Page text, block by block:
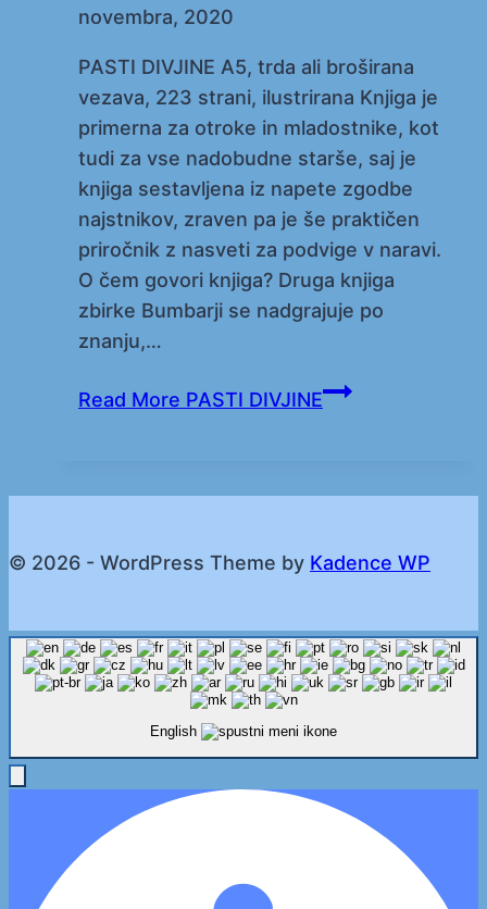
novembra, 2020
PASTI DIVJINE A5, trda ali broširana
vezava, 223 strani, ilustrirana Knjiga je
primerna za otroke in mladostnike, kot
tudi za vse nadobudne starše, saj je
knjiga sestavljena iz napete zgodbe
najstnikov, zraven pa je še praktičen
priročnik z nasveti za podvige v naravi.
O čem govori knjiga? Druga knjiga
zbirke Bumbarji se nadgrajuje po
znanju,…
Read More PASTI DIVJINE
© 2026 - WordPress Theme by Kadence WP
English